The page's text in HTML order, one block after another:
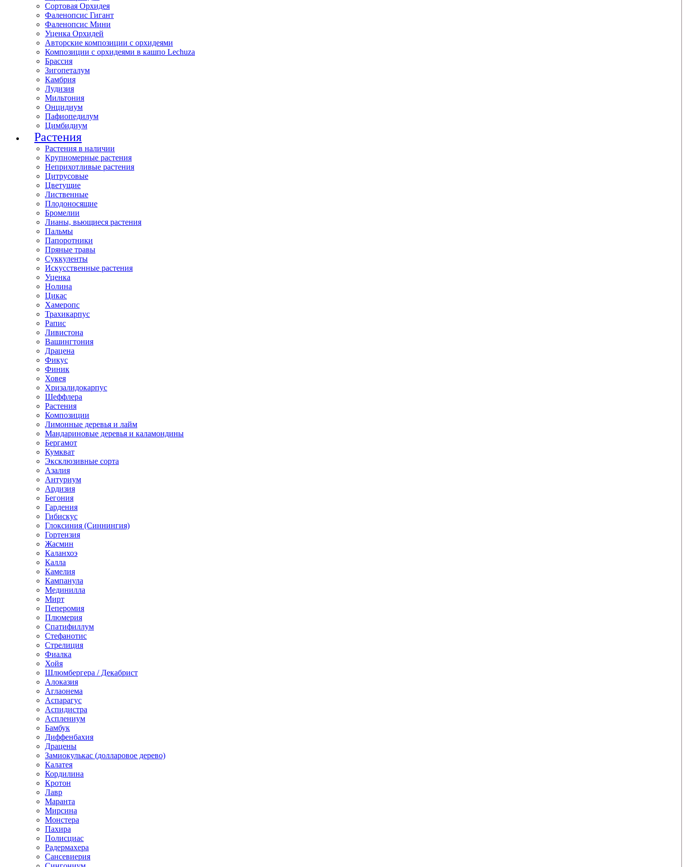
Сортовая Орхидея
Фаленопсис Гигант
Фаленопсис Мини
Уценка Орхидей
Авторские композиции с орхидеями
Композиции с орхидеями в кашпо Lechuza
Брассия
Зигопеталум
Камбрия
Лудизия
Мильтония
Онцидиум
Пафиопедилум
Цимбидиум
Растения
Растения в наличии
Крупномерные растения
Неприхотливые растения
Цитрусовые
Цветущие
Лиственные
Плодоносящие
Бромелии
Лианы, вьющиеся растения
Пальмы
Папоротники
Пряные травы
Суккуленты
Искусственные растения
Уценка
Нолина
Цикас
Хамеропс
Трахикарпус
Рапис
Ливистона
Вашингтония
Драцена
Фикус
Финик
Ховея
Хризалидокарпус
Шеффлера
Растения
Композиции
Лимонные деревья и лайм
Мандариновые деревья и каламондины
Бергамот
Кумкват
Эксклюзивные сорта
Азалия
Антуриум
Ардизия
Бегония
Гардения
Гибискус
Глоксиния (Синнингия)
Гортензия
Жасмин
Каланхоэ
Калла
Камелия
Кампанула
Мединилла
Мирт
Пеперомия
Плюмерия
Спатифиллум
Стефанотис
Стрелиция
Фиалка
Хойя
Шлюмбергера / Декабрист
Алоказия
Аглаонема
Аспарагус
Аспидистра
Асплениум
Бамбук
Диффенбахия
Драцены
Замиокулькас (долларовое дерево)
Калатея
Кордилина
Кротон
Лавр
Маранта
Мирсина
Монстера
Пахира
Полисциас
Радермахера
Сансевиерия